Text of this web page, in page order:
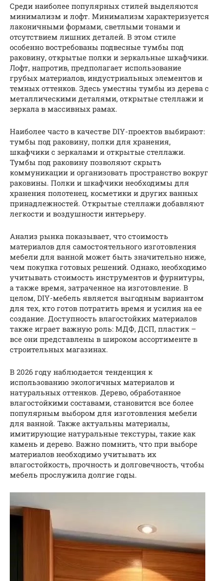
Среди наиболее популярных стилей выделяются
минимализм и лофт. Минимализм характеризуется
лаконичными формами, светлыми тонами и
отсутствием лишних деталей. В этом стиле
особенно востребованы подвесные тумбы под
раковину, открытые полки и зеркальные шкафчики.
Лофт, напротив, предполагает использование
грубых материалов, индустриальных элементов и
темных оттенков. Здесь уместны тумбы из дерева с
металлическими деталями, открытые стеллажи и
зеркала в массивных рамах.
Наиболее часто в качестве DIY-проектов выбирают:
тумбы под раковину, полки для хранения,
шкафчики с зеркалами и открытые стеллажи.
Тумбы под раковину позволяют скрыть
коммуникации и организовать пространство вокруг
раковины. Полки и шкафчики необходимы для
хранения полотенец, косметики и других ванных
принадлежностей. Открытые стеллажи добавляют
легкости и воздушности интерьеру.
Анализ рынка показывает, что стоимость
материалов для самостоятельного изготовления
мебели для ванной может быть значительно ниже,
чем покупка готовых решений. Однако, необходимо
учитывать стоимость инструментов и фурнитуры,
а также время, затраченное на изготовление. В
целом, DIY-мебель является выгодным вариантом
для тех, кто готов потратить время и усилия на ее
создание. Доступность влагостойких материалов
также играет важную роль: МДФ, ДСП, пластик –
все они представлены в широком ассортименте в
строительных магазинах.
В 2026 году наблюдается тенденция к
использованию экологичных материалов и
натуральных оттенков. Дерево, обработанное
влагостойкими составами, становится все более
популярным выбором для изготовления мебели
для ванной. Также актуальны материалы,
имитирующие натуральные текстуры, такие как
камень и дерево. Важно помнить, что при выборе
материалов необходимо учитывать их
влагостойкость, прочность и долговечность, чтобы
мебель прослужила долгие годы.